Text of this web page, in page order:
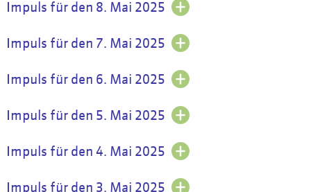
Impuls für den 8. Mai 2025
Impuls für den 7. Mai 2025
Impuls für den 6. Mai 2025
Impuls für den 5. Mai 2025
Impuls für den 4. Mai 2025
Impuls für den 3. Mai 2025